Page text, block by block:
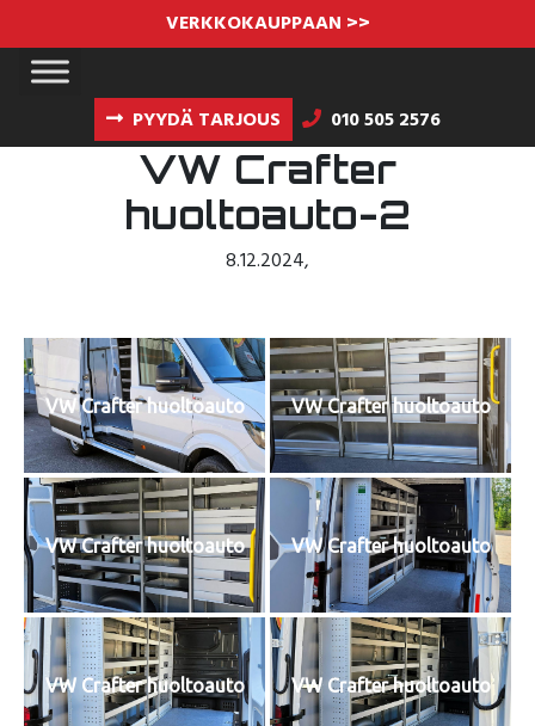
VERKKOKAUPPAAN >>
PYYDÄ TARJOUS 010 505 2576
VW Crafter
huoltoauto-2
8.12.2024,
VW Crafter huoltoauto VW Crafter huoltoauto
VW Crafter huoltoauto VW Crafter huoltoauto
VW Crafter huoltoauto VW Crafter huoltoauto